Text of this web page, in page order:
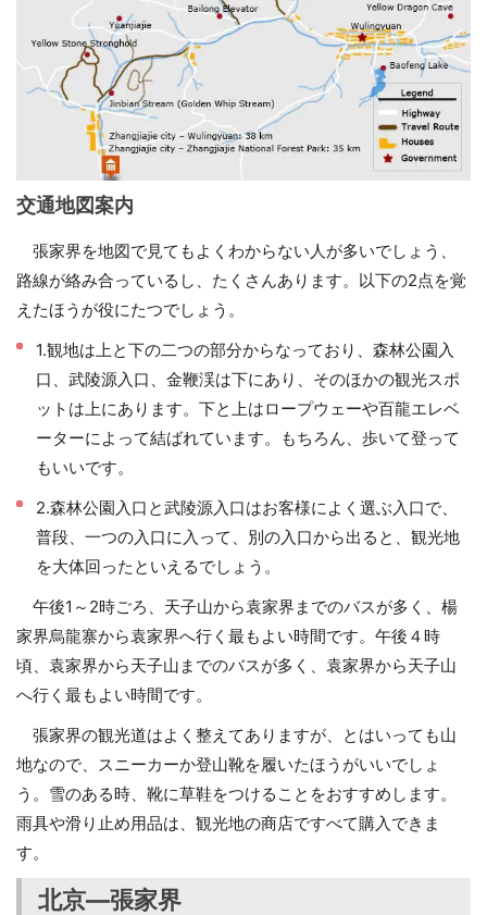
交通地図案内
張家界を地図で見てもよくわからない人が多いでしょう、
路線が絡み合っているし、たくさんあります。以下の2点を覚
えたほうが役にたつでしょう。
1.観地は上と下の二つの部分からなっており、森林公園入
口、武陵源入口、金鞭渓は下にあり、そのほかの観光スポ
ットは上にあります。下と上はロープウェーや百龍エレベ
ーターによって結ばれています。もちろん、歩いて登って
もいいです。
2.森林公園入口と武陵源入口はお客様によく選ぶ入口で、
普段、一つの入口に入って、別の入口から出ると、観光地
を大体回ったといえるでしょう。
午後1～2時ごろ、天子山から袁家界までのバスが多く、楊
家界烏龍寨から袁家界へ行く最もよい時間です。午後４時
頃、袁家界から天子山までのバスが多く、袁家界から天子山
へ行く最もよい時間です。
張家界の観光道はよく整えてありますが、とはいっても山
地なので、スニーカーか登山靴を履いたほうがいいでしょ
う。雪のある時、靴に草鞋をつけることをおすすめします。
雨具や滑り止め用品は、観光地の商店ですべて購入できま
す。
北京―張家界